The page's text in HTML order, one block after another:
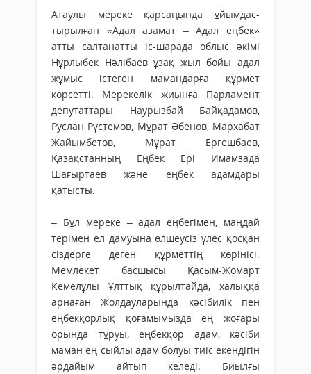
Атаулы мереке қарсаңында ұйымдас­
тырылған «Адал азамат – Адал еңбек»
атты салтанатты іс-шарада облыс әкімі
Нұрлыбек Нәлібаев ұзақ жыл бойы адал
жұмыс істеген мамандарға құрмет
көрсетті. Мерекелік жиынға Парламент
депутаттары Наурызбай Байқадамов,
Руслан Рүстемов, Мұрат Әбенов, Мархабат
Жайымбетов, Мұрат Ергешбаев,
Қазақстанның Еңбек Ері Имамзада
Шағыртаев және еңбек адамдары
қатысты.
– Бұл мереке – адал еңбегімен, маңдай
терімен ел дамуына өлшеусіз үлес қосқан
сіздерге деген құрметтің көрінісі.
Мемлекет басшысы Қасым-Жомарт
Кемелұлы Ұлт­тық құрылтайда, халыққа
арнаған Жолдауларында кәсібилік пен
еңбекқорлық қоғамымызда ең жоғары
орында тұруы, еңбекқор адам, кәсіби
маман ең сыйлы адам болуы тиіс екендігін
әрдайым айтып келеді. Биылғы